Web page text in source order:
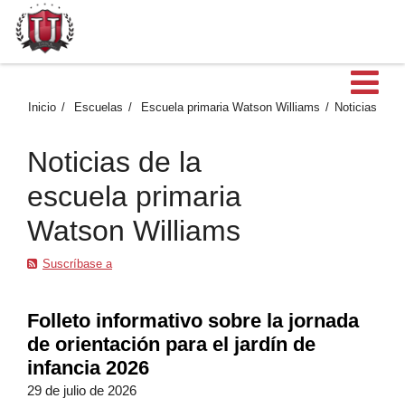
Inicio Escuelas Escuela primaria Watson Williams Noticias
Noticias de la
escuela primaria
Watson Williams
Suscríbase a
Folleto informativo sobre la jornada
de orientación para el jardín de
infancia 2026
29 de julio de 2026